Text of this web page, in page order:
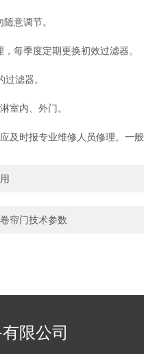
意调节。
季度定期更换初效过滤器。
滤器。
内、外门。
时报专业维修人员修理。一
帘门技术参数
限公司